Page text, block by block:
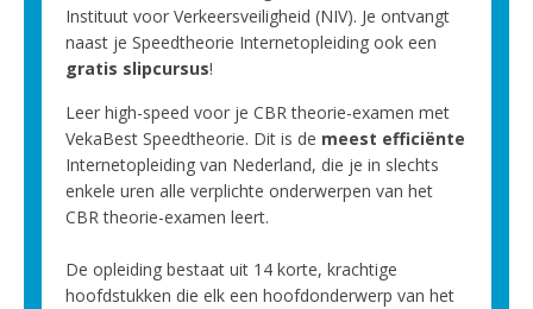
Instituut voor Verkeersveiligheid (NIV). Je ontvangt
naast je Speedtheorie Internetopleiding ook een
gratis slipcursus!
Leer high-speed voor je CBR theorie-examen met
VekaBest Speedtheorie. Dit is de meest efficiënte
Internetopleiding van Nederland, die je in slechts
enkele uren alle verplichte onderwerpen van het
CBR theorie-examen leert.
De opleiding bestaat uit 14 korte, krachtige
hoofdstukken die elk een hoofdonderwerp van het